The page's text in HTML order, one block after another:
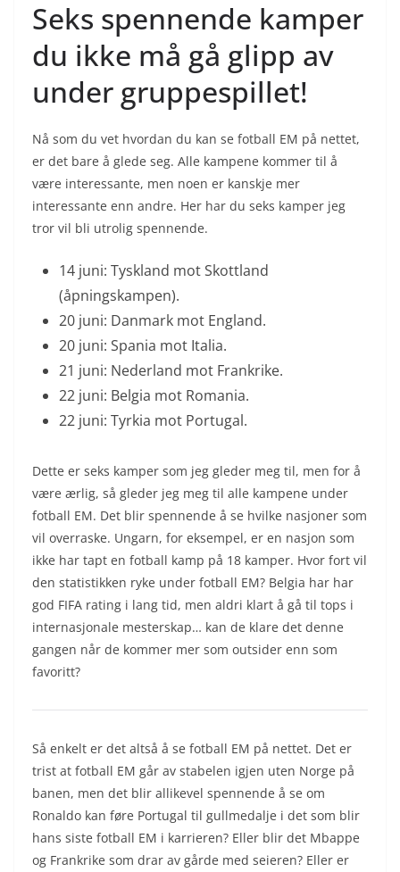
Seks spennende kamper
du ikke må gå glipp av
under gruppespillet!
Nå som du vet hvordan du kan se fotball EM på nettet,
er det bare å glede seg. Alle kampene kommer til å
være interessante, men noen er kanskje mer
interessante enn andre. Her har du seks kamper jeg
tror vil bli utrolig spennende.
14 juni: Tyskland mot Skottland
(åpningskampen).
20 juni: Danmark mot England.
20 juni: Spania mot Italia.
21 juni: Nederland mot Frankrike.
22 juni: Belgia mot Romania.
22 juni: Tyrkia mot Portugal.
Dette er seks kamper som jeg gleder meg til, men for å
være ærlig, så gleder jeg meg til alle kampene under
fotball EM. Det blir spennende å se hvilke nasjoner som
vil overraske. Ungarn, for eksempel, er en nasjon som
ikke har tapt en fotball kamp på 18 kamper. Hvor fort vil
den statistikken ryke under fotball EM? Belgia har har
god FIFA rating i lang tid, men aldri klart å gå til tops i
internasjonale mesterskap… kan de klare det denne
gangen når de kommer mer som outsider enn som
favoritt?
Så enkelt er det altså å se fotball EM på nettet. Det er
trist at fotball EM går av stabelen igjen uten Norge på
banen, men det blir allikevel spennende å se om
Ronaldo kan føre Portugal til gullmedalje i det som blir
hans siste fotball EM i karrieren? Eller blir det Mbappe
og Frankrike som drar av gårde med seieren? Eller er